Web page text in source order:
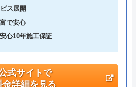
ス展開
で安心
心10年施工保証
式サイトで
金詳細を見る